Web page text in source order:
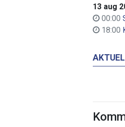
13 aug
00:00
18:00